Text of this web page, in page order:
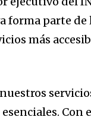
forma parte de
más
Con